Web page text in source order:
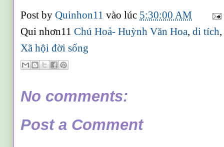
Post byQuinhon11vào lúc 5:30:00 AM
Qui nhơn11Chú Hoả- Huỳnh Văn Hoa,di tích
Xã hội đời sống
No comments:
Post a Comment